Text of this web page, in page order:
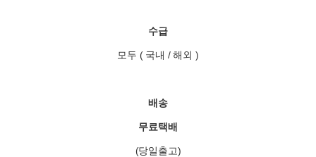
수급
모두 ( 국내 / 해외 )
배송
무료택배
(당일출고)